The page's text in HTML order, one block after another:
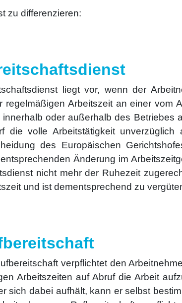
zu dif­fe­ren­zie­ren:
liegt vor, wenn der
regel­mä­ßi­gen Arbeits­zeit an einer vom
inner­halb oder außer­halb des Betrie­bes
die vol­le Arbeits­tä­tig­keit unver­züg­lich
des Euro­päi­schen
Ände­rung im
nicht mehr der Ruhe­zeit
und ist dem­entspre­chend zu
ver­pflich­tet den
Arbeits­zei­ten auf Abruf die Arbeit
sich dabei auf­hält, kann er selbst